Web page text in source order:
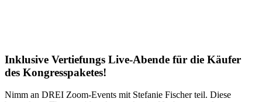
Inklusive Vertiefungs Live-Abende für die Käufer
des Kongresspaketes!
Nimm an DREI Zoom-Events mit Stefanie Fischer teil. Diese